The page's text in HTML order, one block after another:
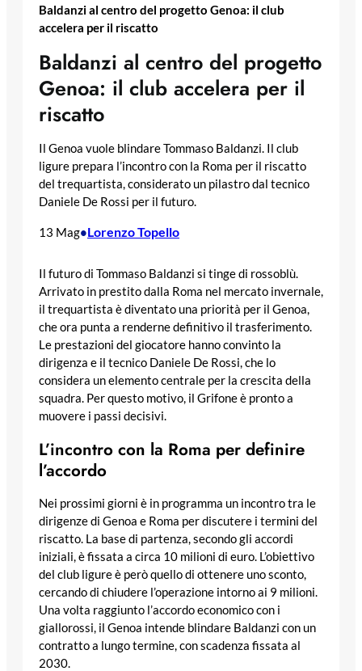
Baldanzi al centro del progetto Genoa: il club
accelera per il riscatto
Baldanzi al centro del progetto
Genoa: il club accelera per il
riscatto
Il Genoa vuole blindare Tommaso Baldanzi. Il club
ligure prepara l’incontro con la Roma per il riscatto
del trequartista, considerato un pilastro dal tecnico
Daniele De Rossi per il futuro.
13 Mag•Lorenzo Topello
Il futuro di Tommaso Baldanzi si tinge di rossoblù.
Arrivato in prestito dalla Roma nel mercato invernale,
il trequartista è diventato una priorità per il Genoa,
che ora punta a renderne definitivo il trasferimento.
Le prestazioni del giocatore hanno convinto la
dirigenza e il tecnico Daniele De Rossi, che lo
considera un elemento centrale per la crescita della
squadra. Per questo motivo, il Grifone è pronto a
muovere i passi decisivi.
L’incontro con la Roma per definire
l’accordo
Nei prossimi giorni è in programma un incontro tra le
dirigenze di Genoa e Roma per discutere i termini del
riscatto. La base di partenza, secondo gli accordi
iniziali, è fissata a circa 10 milioni di euro. L’obiettivo
del club ligure è però quello di ottenere uno sconto,
cercando di chiudere l’operazione intorno ai 9 milioni.
Una volta raggiunto l’accordo economico con i
giallorossi, il Genoa intende blindare Baldanzi con un
contratto a lungo termine, con scadenza fissata al
2030.